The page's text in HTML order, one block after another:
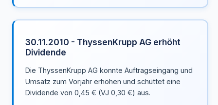
30.11.2010 - ThyssenKrupp AG erhöht
Dividende
Die ThyssenKrupp AG konnte Auftragseingang und
Umsatz zum Vorjahr erhöhen und schüttet eine
Dividende von 0,45 € (VJ 0,30 €) aus.